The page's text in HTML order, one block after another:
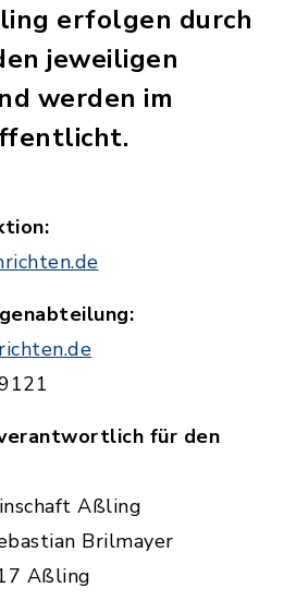
erfolgen durch
jeweiligen
werden im
für den
Aßling
Brilmayer
Aßling